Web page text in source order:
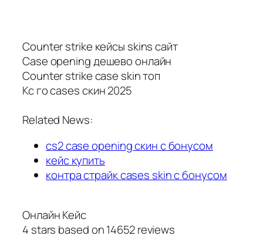
Counter strike кейсы skins сайт
Case opening дешево онлайн
Counter strike case skin топ
Кс го cases скин 2025
Related News:
cs2 case opening скин с бонусом
кейс купить
контра страйк cases skin с бонусом
Онлайн Кейс
4 stars based on14652reviews